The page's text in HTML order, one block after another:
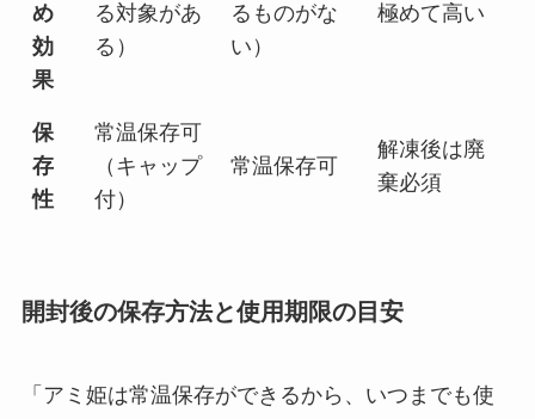
め
効
果
る対象があ
る）
るものがな
い）
極めて高い
保
存
性
常温保存可
（キャップ
付）
常温保存可
解凍後は廃
棄必須
開封後の保存方法と使用期限の目安
「アミ姫は常温保存ができるから、いつまでも使